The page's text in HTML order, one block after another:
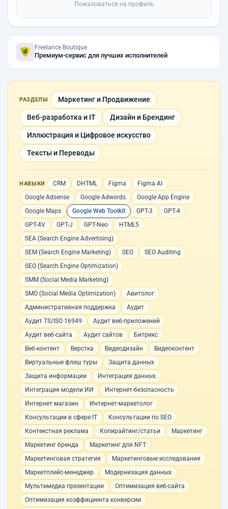
Пожаловаться на профиль
Freelance.Boutique
Премиум-сервис для лучших исполнителей
РАЗДЕЛЫ Маркетинг и Продвижение
Веб-разработка и IT Дизайн и Брендинг
Иллюстрация и Цифровое искусство
Тексты и Переводы
НАВЫКИ CRM DHTML Figma
Figma AI
Google Adsense
Google Adwords
Google App Engine
Google Maps
Google Web Toolkit GPT-3
GPT-4
GPT-4V
GPT-J GPT-Neo
HTML5
SEA (Search Engine Advertising)
SEM (Search Engine Marketing)
SEO
SEO Auditing
SEO (Search Engine Optimization)
SMM (Social Media Marketing)
SMO (Social Media Optimization)
Авитолог
Административная поддержка
Аудит
Аудит TS/ISO 16949
Аудит веб-приложений
Аудит веб-сайта
Аудит сайтов
Битрикс
Веб-контент
Верстка Видеодизайн
Видеоконтент
Виртуальные флеш туры
Защита данных
Защита информации
Интеграция данных
Интеграция модели ИИ
Интернет-безопасность
Интернет магазин
Интернет-маркетолог
Консультации в сфере IT
Консультации по SEO
Контекстная реклама
Копирайтинг/статьи
Маркетинг
Маркетинг бренда
Маркетинг для NFT
Маркетинговая стратегия
Маркетинговые исследования
Маркетплейс-менеджер
Модернизация данных
Мультимедиа презентации
Оптимизация веб-сайта
Оптимизация коэффициента конверсии